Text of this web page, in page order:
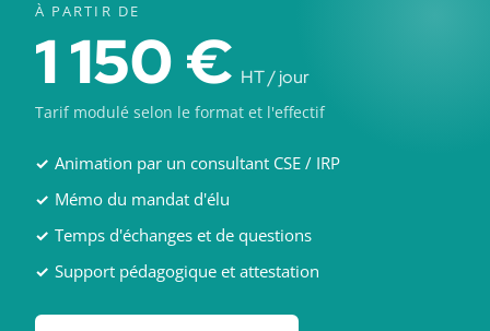
À PARTIR DE
1 150 € HT / jour
Tarif modulé selon le format et l'effectif
Animation par un consultant CSE / IRP
Mémo du mandat d'élu
Temps d'échanges et de questions
Support pédagogique et attestation